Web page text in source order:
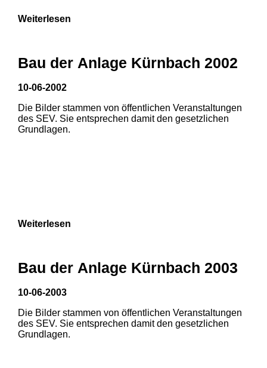
3
Weiterlesen
Bau der Anlage Kürnbach 2002
10-06-2002
Die Bilder stammen von öffentlichen Veranstaltungen
des SEV. Sie entsprechen damit den gesetzlichen
Grundlagen.
Weiterlesen
Bau der Anlage Kürnbach 2003
10-06-2003
Die Bilder stammen von öffentlichen Veranstaltungen
des SEV. Sie entsprechen damit den gesetzlichen
Grundlagen.